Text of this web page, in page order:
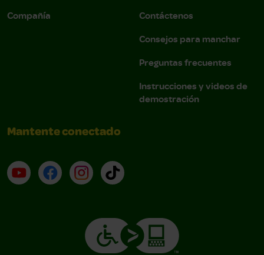
Compañía
Contáctenos
Consejos para manchar
Preguntas frecuentes
Instrucciones y videos de
demostración
Mantente conectado
YouTube (en inglés)
Facebook (en inglés)
Instagram (en inglés)
TikTok